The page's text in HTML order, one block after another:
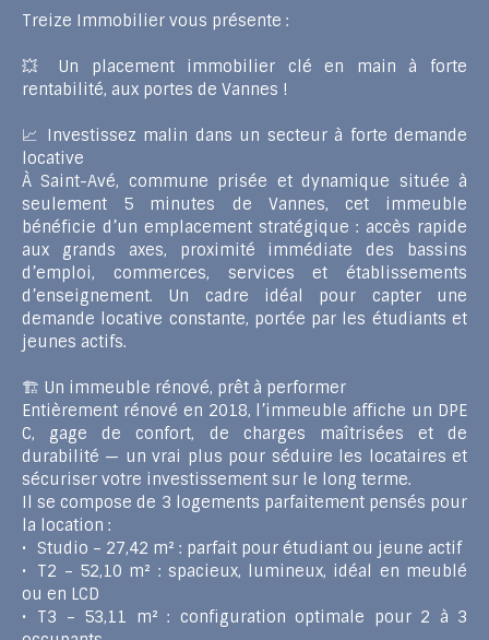
Treize Immobilier vous présente :
💥 Un placement immobilier clé en main à forte
rentabilité, aux portes de Vannes !
📈 Investissez malin dans un secteur à forte demande
locative
À Saint-Avé, commune prisée et dynamique située à
seulement 5 minutes de Vannes, cet immeuble
bénéficie d’un emplacement stratégique : accès rapide
aux grands axes, proximité immédiate des bassins
d’emploi, commerces, services et établissements
d’enseignement. Un cadre idéal pour capter une
demande locative constante, portée par les étudiants et
jeunes actifs.
🏗️ Un immeuble rénové, prêt à performer
Entièrement rénové en 2018, l’immeuble affiche un DPE
C, gage de confort, de charges maîtrisées et de
durabilité — un vrai plus pour séduire les locataires et
sécuriser votre investissement sur le long terme.
Il se compose de 3 logements parfaitement pensés pour
la location :
Studio – 27,42 m² : parfait pour étudiant ou jeune actif
T2 – 52,10 m² : spacieux, lumineux, idéal en meublé
ou en LCD
T3 – 53,11 m² : configuration optimale pour 2 à 3